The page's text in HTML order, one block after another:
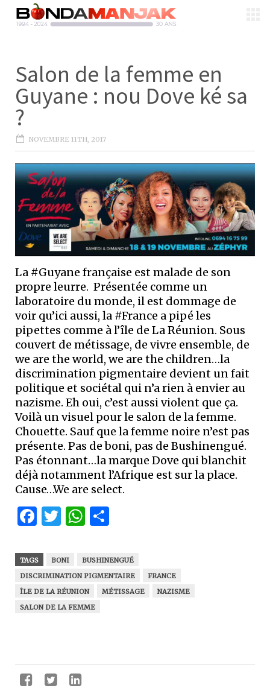
Salon de la femme en
Guyane : nou Dove ké sa
?
NOVEMBRE 11TH, 2017
La #Guyane française est malade de son
propre leurre. Présentée comme un
laboratoire du monde, il est dommage de
voir qu’ici aussi, la #France a pipé les
pipettes comme à l’île de La Réunion. Sous
couvert de métissage, de vivre ensemble, de
we are the world, we are the children…la
discrimination pigmentaire devient un fait
politique et sociétal qui n’a rien à envier au
nazisme. Eh oui, c’est aussi violent que ça.
Voilà un visuel pour le salon de la femme.
Chouette. Sauf que la femme noire n’est pas
présente. Pas de boni, pas de Bushinengué.
Pas étonnant…la marque Dove qui blanchit
déjà notamment l’Afrique est sur la place.
Cause…We are select.
Facebook
Twitter
WhatsApp
TAGS BONI
BUSHINENGUÉ
DISCRIMINATION PIGMENTAIRE
FRANCE
ÎLE DE LA RÉUNION
MÉTISSAGE
NAZISME
SALON DE LA FEMME